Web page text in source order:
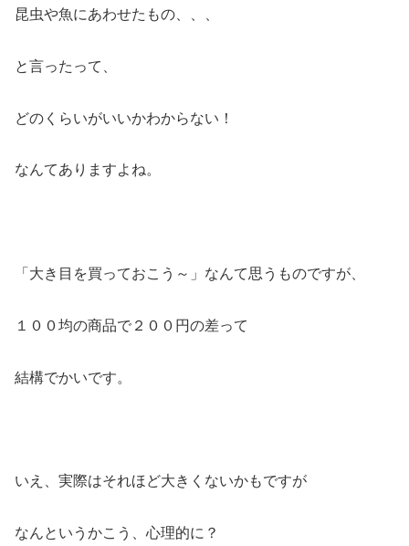
昆虫や魚にあわせたもの、、、
と言ったって、
どのくらいがいいかわからない！
なんてありますよね。
「大き目を買っておこう～」なんて思うものですが、
１００均の商品で２００円の差って
結構でかいです。
いえ、実際はそれほど大きくないかもですが
なんというかこう、心理的に？